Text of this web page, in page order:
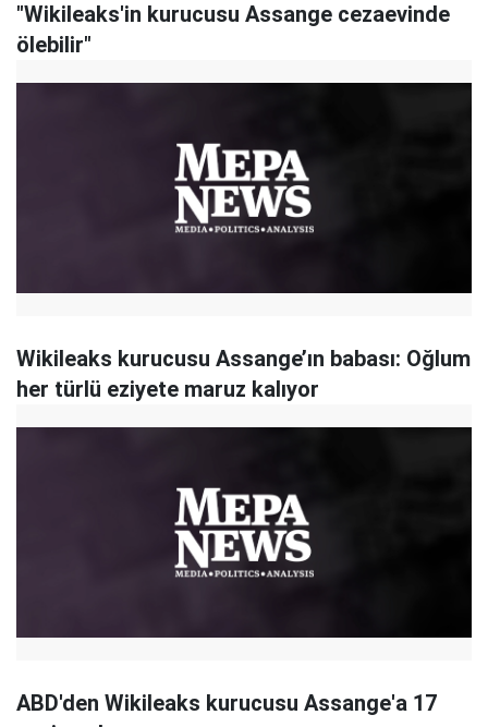
"Wikileaks'in kurucusu Assange cezaevinde
ölebilir"
Wikileaks kurucusu Assange’ın babası: Oğlum
her türlü eziyete maruz kalıyor
ABD'den Wikileaks kurucusu Assange'a 17